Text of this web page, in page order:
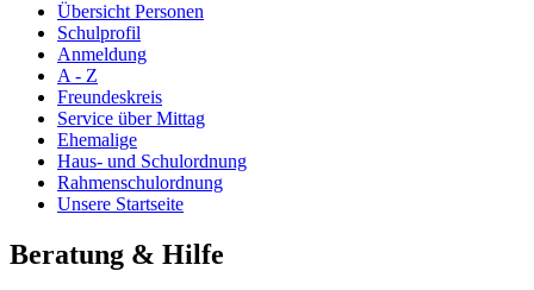
Übersicht Personen
Schulprofil
Anmeldung
A - Z
Freundeskreis
Service über Mittag
Ehemalige
Haus- und Schulordnung
Rahmenschulordnung
Unsere Startseite
Beratung & Hilfe